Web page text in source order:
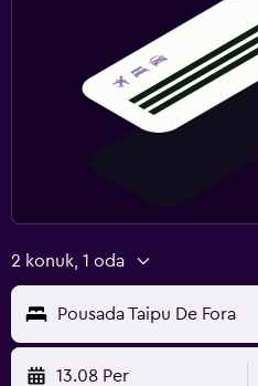
2 konuk, 1 oda
Pousada Taipu De Fora
13.08 Per